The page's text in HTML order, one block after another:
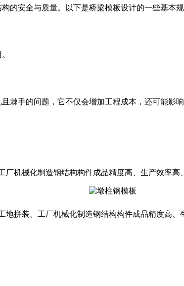
的安全与质量。以下是桥梁模板设计的一些基本规
棘手的问题，它不仅会增加工程成本，还可能影
机械化制造钢结构构件成品精度高、生产效率
拼装。工厂机械化制造钢结构构件成品精度高